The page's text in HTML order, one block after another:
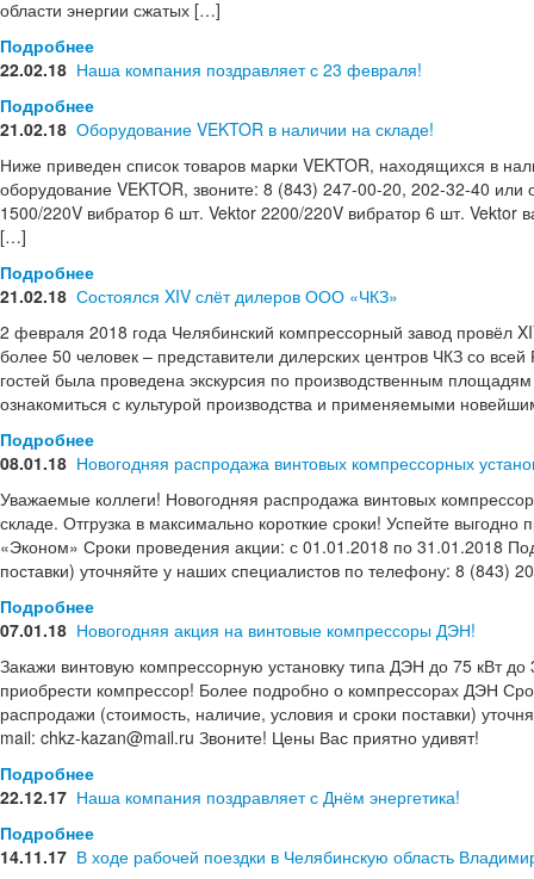
области энергии сжатых […]
Подробнее
22.02.18 Наша компания поздравляет с 23 февраля!
Подробнее
21.02.18 Оборудование VEKTOR в наличии на складе!
Ниже приведен список товаров марки VEKTOR, находящихся в
оборудование VEKTOR, звоните: 8 (843) 247-00-20, 202-32-40 или
1500/220V вибратор 6 шт. Vektor 2200/220V вибратор 6 шт. Vektor
[…]
Подробнее
21.02.18 Состоялся XIV слёт дилеров ООО «ЧКЗ»
2 февраля 2018 года Челябинский компрессорный завод провёл
более 50 человек – представители дилерских центров ЧКЗ со
гостей была проведена экскурсия по производственным
ознакомиться с культурой производства и применяемыми
Подробнее
08.01.18 Новогодняя распродажа винтовых компрессорных
Уважаемые коллеги! Новогодняя распродажа винтовых
складе. Отгрузка в максимально короткие сроки! Успейте
«Эконом» Сроки проведения акции: с 01.01.2018 по 31.01.2018
поставки) уточняйте у наших специалистов по телефону: 8 (843)
Подробнее
07.01.18 Новогодняя акция на винтовые компрессоры ДЭН!
Закажи винтовую компрессорную установку типа ДЭН до 75 кВт
приобрести компрессор! Более подробно о компрессорах ДЭН
распродажи (стоимость, наличие, условия и сроки поставки)
mail: chkz-kazan@mail.ru Звоните! Цены Вас приятно удивят!
Подробнее
22.12.17 Наша компания поздравляет с Днём энергетика!
Подробнее
14.11.17 В ходе рабочей поездки в Челябинскую область